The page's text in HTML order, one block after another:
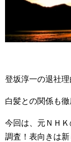
登坂淳一の退社
白髪との関係も徹
今回は、元ＮＨ
調査！表向きは